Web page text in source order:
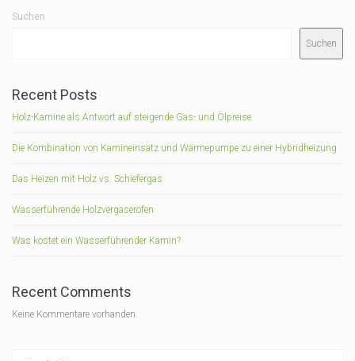
Suchen
Suchen
Recent Posts
Holz-Kamine als Antwort auf steigende Gas- und Ölpreise
Die Kombination von Kamineinsatz und Wärmepumpe zu einer Hybridheizung
Das Heizen mit Holz vs. Schiefergas
Wasserführende Holzvergaseröfen
Was kostet ein Wasserführender Kamin?
Recent Comments
Keine Kommentare vorhanden.